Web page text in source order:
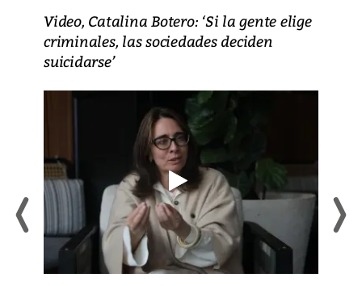
Video, Catalina Botero: ‘Si la gente elige
criminales, las sociedades deciden
suicidarse’